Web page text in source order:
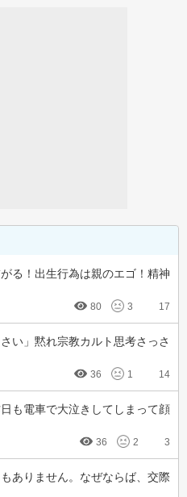
る！出生行為は親のエゴ！精神
80 3 17
い」黙れ宗教カルト思考さっさ
36 1 14
も電車で大泣きしてしまって顔
36 2 3
ありません。なぜならば、交際